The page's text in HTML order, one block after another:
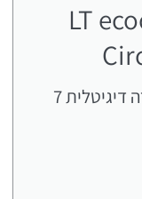
LT
אמבט סירקולטור איכותי בבקרה דיגיטלית 7